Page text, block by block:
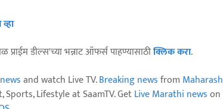
प्राईम डील्स'च्या भन्नाट ऑफर्स पाहण्यासाठीक्लिक करा.
and watch Live TV.Breaking newsfrom
Lifestyle at SaamTV. GetLive Marathi newson